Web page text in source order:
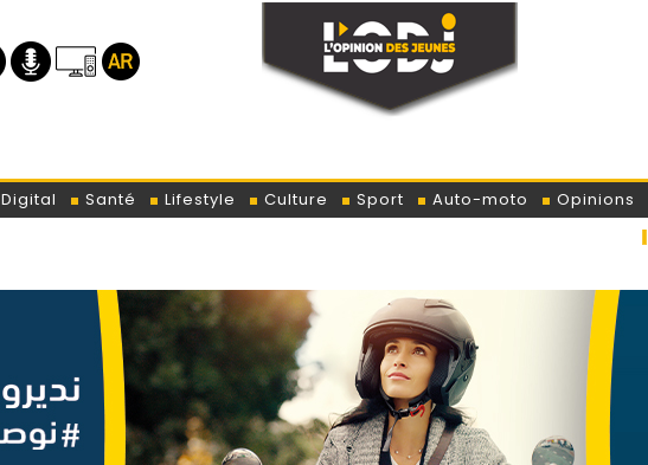
Digital Santé Lifestyle Culture Sport Auto-moto Opinions